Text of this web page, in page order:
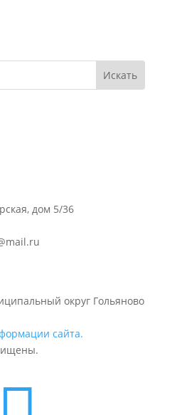
дом 5/36
округ Гольяново
сайта.